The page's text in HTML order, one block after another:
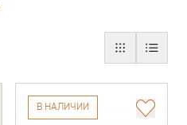
В НАЛИЧИИ